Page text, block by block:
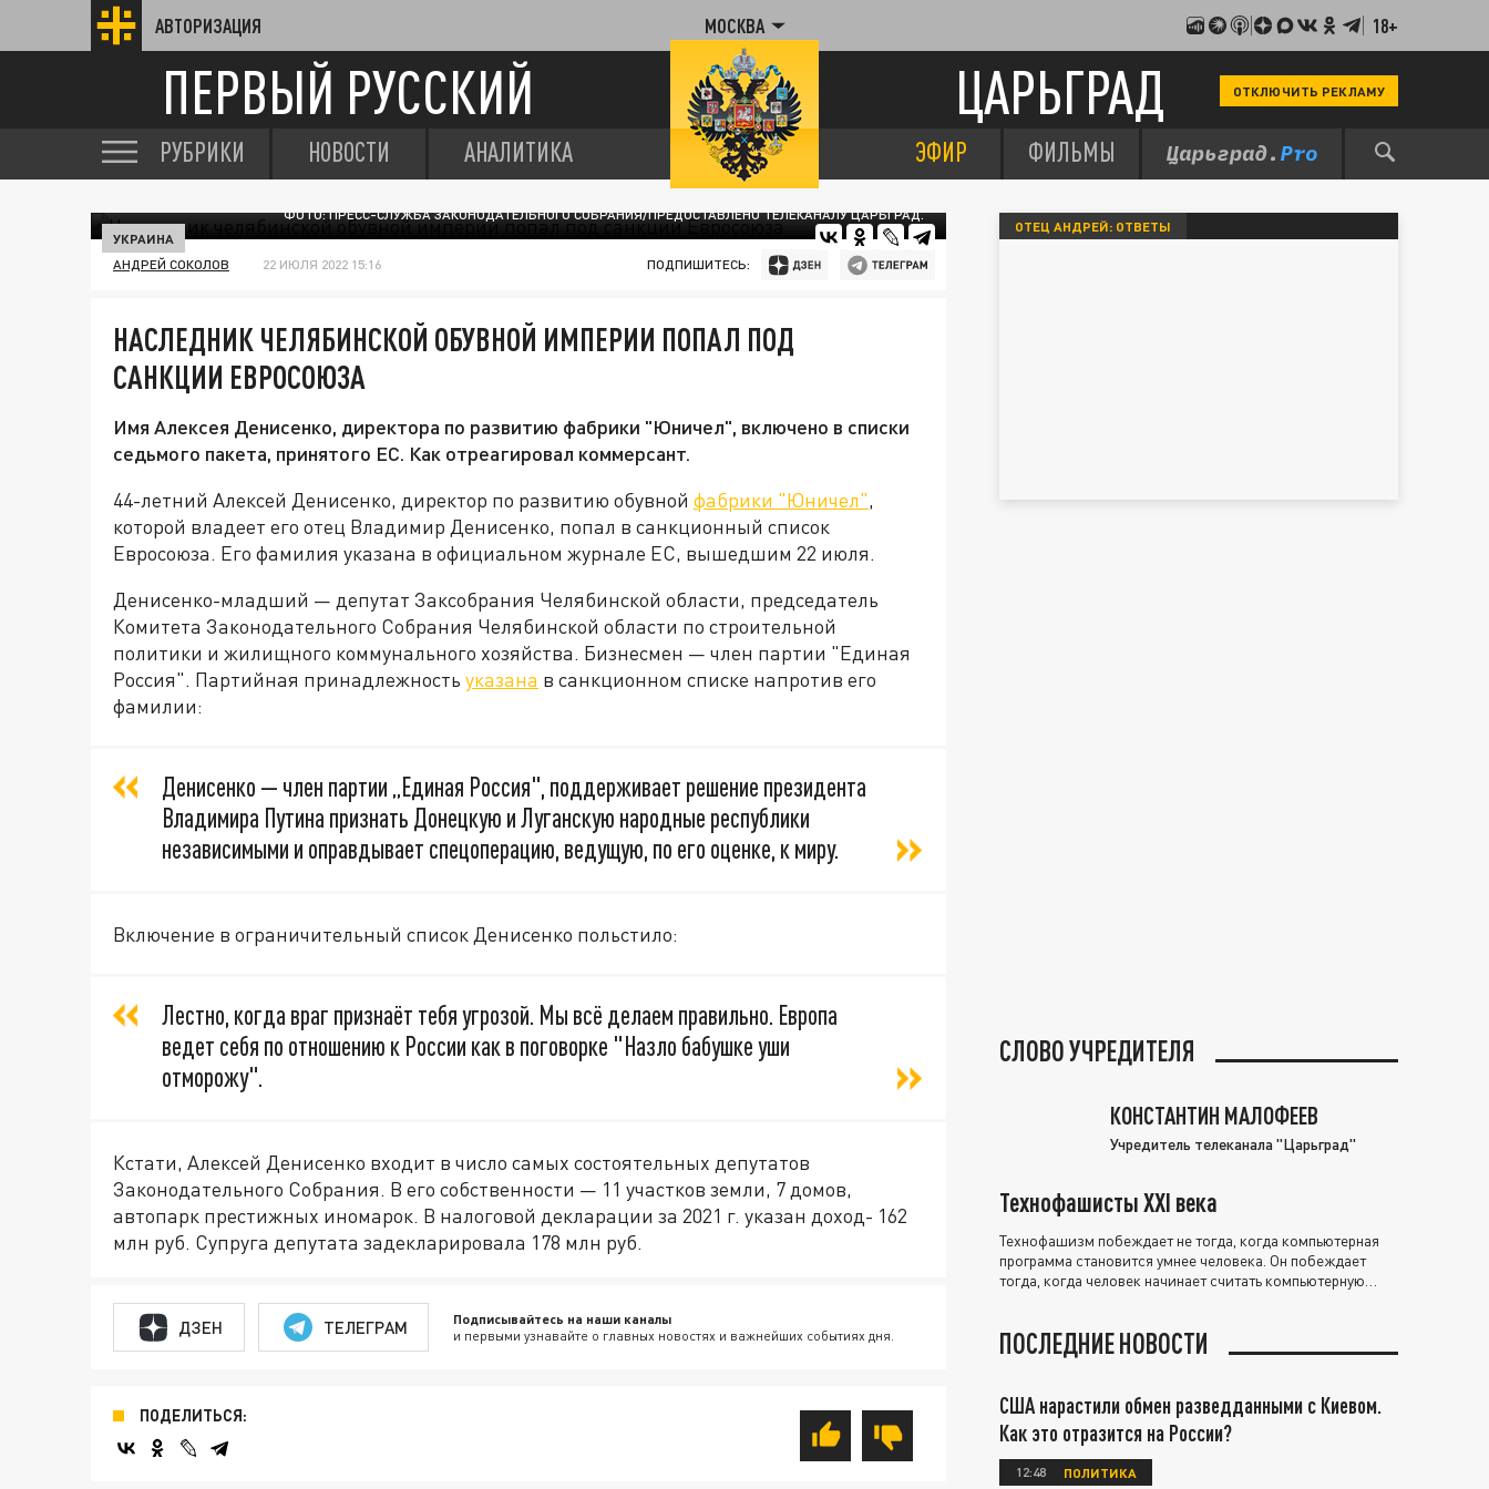
АВТОРИЗАЦИЯ МОСКВА 18+
ПЕРВЫЙ РУССКИЙ ЦАРЬГРАД ОТКЛЮЧИТЬ РЕКЛАМУ
РУБРИКИ НОВОСТИ АНАЛИТИКА ЭФИР ФИЛЬМЫ
ФОТО: ПРЕСС-СЛУЖБА ЗАКОНОДАТЕЛЬНОГО СОБРАНИЯ/ПРЕДОСТАВЛЕНО ТЕЛЕКАНАЛУ ЦАРЬГРАД.
УКРАИНА
АНДРЕЙ СОКОЛОВ 22 ИЮЛЯ 2022 15:16 ПОДПИШИТЕСЬ:
НАСЛЕДНИК ЧЕЛЯБИНСКОЙ ОБУВНОЙ ИМПЕРИИ ПОПАЛ ПОД
САНКЦИИ ЕВРОСОЮЗА
Имя Алексея Денисенко, директора по развитию фабрики "Юничел", включено в списки
седьмого пакета, принятого ЕС. Как отреагировал коммерсант.
44-летний Алексей Денисенко, директор по развитию обувной фабрики "Юничел",
которой владеет его отец Владимир Денисенко, попал в санкционный список
Евросоюза. Его фамилия указана в официальном журнале ЕС, вышедшим 22 июля.
Денисенко-младший — депутат Заксобрания Челябинской области, председатель
Комитета Законодательного Собрания Челябинской области по строительной
политики и жилищного коммунального хозяйства. Бизнесмен — член партии "Единая
Россия". Партийная принадлежность указана в санкционном списке напротив его
фамилии:
Денисенко — член партии „Единая Россия", поддерживает решение президента
Владимира Путина признать Донецкую и Луганскую народные республики
независимыми и оправдывает спецоперацию, ведущую, по его оценке, к миру.
Включение в ограничительный список Денисенко польстило:
Лестно, когда враг признаёт тебя угрозой. Мы всё делаем правильно. Европа
ведет себя по отношению к России как в поговорке "Назло бабушке уши
отморожу".
Кстати, Алексей Денисенко входит в число самых состоятельных депутатов
Законодательного Собрания. В его собственности — 11 участков земли, 7 домов,
автопарк престижных иномарок. В налоговой декларации за 2021 г. указан доход- 162
млн руб. Супруга депутата задекларировала 178 млн руб.
ДЗЕН ТЕЛЕГРАМ Подписывайтесь на наши каналы
и первыми узнавайте о главных новостях и важнейших событиях дня.
ПОДЕЛИТЬСЯ:
ОТЕЦ АНДРЕЙ: ОТВЕТЫ
СЛОВО УЧРЕДИТЕЛЯ
КОНСТАНТИН МАЛОФЕЕВ
Учредитель телеканала "Царьград"
Технофашисты XXI века
Технофашизм побеждает не тогда, когда компьютерная
программа становится умнее человека. Он побеждает
тогда, когда человек начинает считать компьютерную
ПОСЛЕДНИЕ НОВОСТИ
США нарастили обмен разведданными с Киевом.
Как это отразится на России?
12:48 ПОЛИТИКА